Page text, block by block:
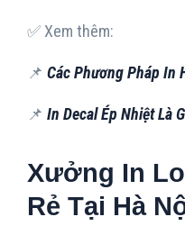
✅ Xem thêm:
📌 Các Phương Pháp In
📌 In Decal Ép Nhiệt Là
Xưởng In
Rẻ Tại Hà